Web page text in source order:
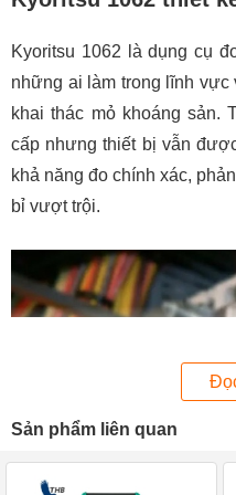
Kyoritsu 1062 là dụng cụ
những ai làm trong lĩnh
khai thác mỏ khoáng sản.
cấp nhưng thiết bị vẫn
khả năng đo chính xác,
bỉ vượt trội.
Đồng hồ vạn năng
Sản phẩm liên quan